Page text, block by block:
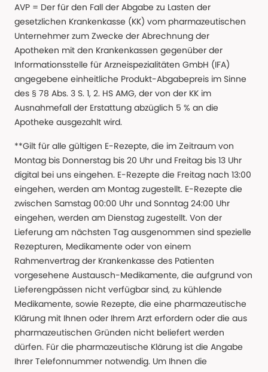
AVP = Der für den Fall der Abgabe zu Lasten der
gesetzlichen Krankenkasse (KK) vom pharmazeutischen
Unternehmer zum Zwecke der Abrechnung der
Apotheken mit den Krankenkassen gegenüber der
Informationsstelle für Arzneispezialitäten GmbH (IFA)
angegebene einheitliche Produkt-Abgabepreis im Sinne
des § 78 Abs. 3 S. 1, 2. HS AMG, der von der KK im
Ausnahmefall der Erstattung abzüglich 5 % an die
Apotheke ausgezahlt wird.
**Gilt für alle gültigen E-Rezepte, die im Zeitraum von
Montag bis Donnerstag bis 20 Uhr und Freitag bis 13 Uhr
digital bei uns eingehen. E-Rezepte die Freitag nach 13:00
eingehen, werden am Montag zugestellt. E-Rezepte die
zwischen Samstag 00:00 Uhr und Sonntag 24:00 Uhr
eingehen, werden am Dienstag zugestellt. Von der
Lieferung am nächsten Tag ausgenommen sind spezielle
Rezepturen, Medikamente oder von einem
Rahmenvertrag der Krankenkasse des Patienten
vorgesehene Austausch-Medikamente, die aufgrund von
Lieferengpässen nicht verfügbar sind, zu kühlende
Medikamente, sowie Rezepte, die eine pharmazeutische
Klärung mit Ihnen oder Ihrem Arzt erfordern oder die aus
pharmazeutischen Gründen nicht beliefert werden
dürfen. Für die pharmazeutische Klärung ist die Angabe
Ihrer Telefonnummer notwendig. Um Ihnen die